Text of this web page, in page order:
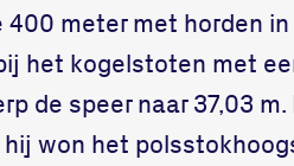
400 meter met horden
het kogelstoten met
de speer naar 37,03 m.
won het